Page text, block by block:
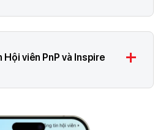
Hội viên PnP và Inspire add